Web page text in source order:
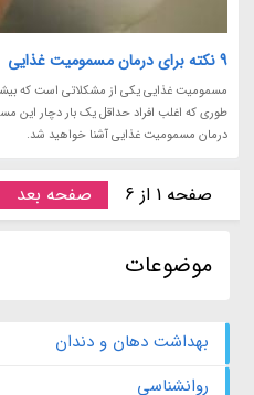
9 نکته برای درمان مسمومیت غذایی
مسمومیت غذایی یکی از مشکلاتی است که
درمان مسمومیت غذایی آشنا خواهید شد.
صفحه 1 از 6 صفحه بعد
موضوعات
بهداشت دهان و دندان
روانشناسی